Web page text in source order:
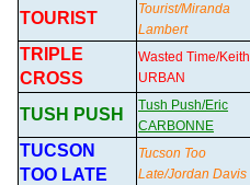
TOURIST
Tourist/Miranda
Lambert
TRIPLE
CROSS
Wasted Time/Keith
URBAN
TUSH PUSH
Tush Push/Eric
CARBONNE
TUCSON
TOO LATE
Tucson Too
Late/Jordan Davis